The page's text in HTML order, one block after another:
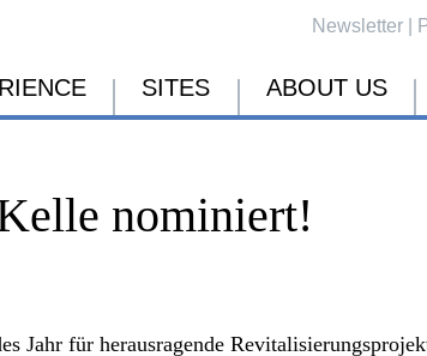
Newsletter
SITES ABOUT US
nominiert!
Jahr für herausragende